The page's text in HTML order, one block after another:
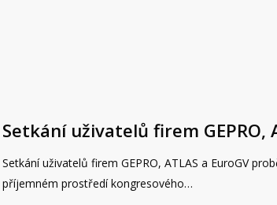
Setkání uživatelů firem GEPRO,
Setkání uživatelů firem GEPRO, ATLAS a EuroGV
příjemném prostředí kongresového…